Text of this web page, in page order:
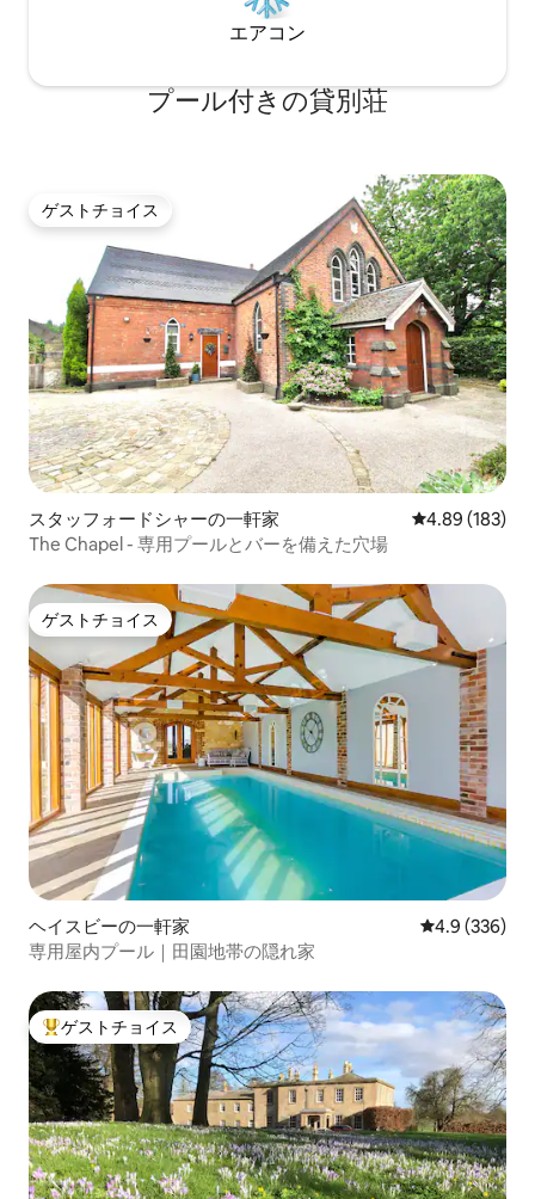
エアコン
プール付きの貸別荘
ゲストチョイス
ゲストチョイス
スタッフォードシャーの一軒家 レビュー183
4.89 (183)
The Chapel - 専用プールとバーを備えた穴場
ゲストチョイス
ゲストチョイス
ヘイスビーの一軒家 レビュー336
4.9 (336)
専用屋内プール｜田園地帯の隠れ家
大好評のゲストチョイスです。
ゲストチョイス